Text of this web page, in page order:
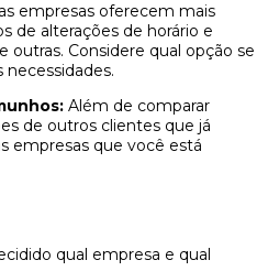
empresas oferecem mais
de alterações de horário e
outras. Considere qual opção se
necessidades.
Além de comparar
de outros clientes que já
empresas que você está
qual empresa e qual